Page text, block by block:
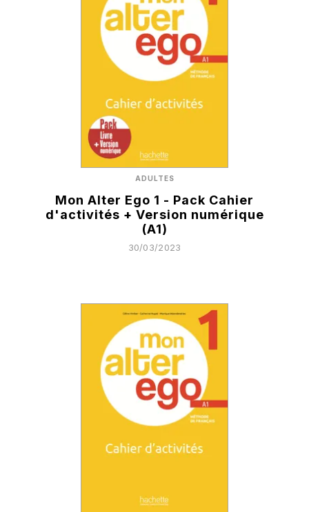
ADULTES
Mon Alter Ego 1 - Pack Cahier
d'activités + Version numérique
(A1)
30/03/2023